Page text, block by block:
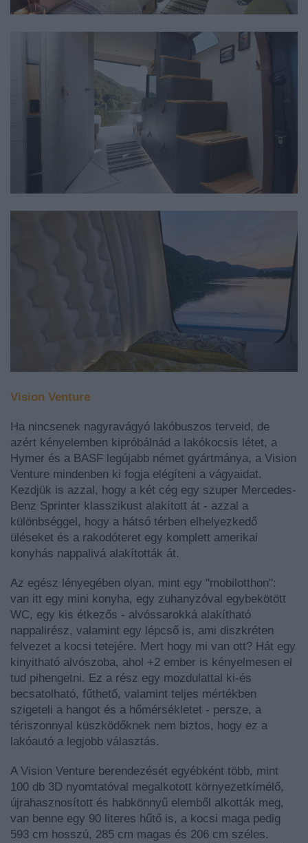
Vision Venture
Ha nincsenek nagyravágyó lakóbuszos terveid, de
azért kényelemben kipróbálnád a lakókocsis létet, a
Hymer és a BASF legújabb német gyártmánya, a Vision
Venture mindenben ki fogja elégíteni a vágyaidat.
Kezdjük is azzal, hogy a két cég egy szuper Mercedes-
Benz Sprinter klasszikust alakított át - azzal a
különbséggel, hogy a hátsó térben elhelyezkedő
üléseket és a rakodóteret egy komplett amerikai
konyhás nappalivá alakították át.
Az egész lényegében olyan, mint egy "mobilotthon":
van itt egy mini konyha, egy zuhanyzóval egybekötött
WC, egy kis étkezős - alvóssarokká alakítható
nappalirész, valamint egy lépcső is, ami diszkréten
felvezet a kocsi tetejére. Mert hogy mi van ott? Hát egy
kinyitható alvószoba, ahol +2 ember is kényelmesen el
tud pihengetni. Ez a rész egy mozdulattal ki-és
becsatolható, fűthető, valamint teljes mértékben
szigeteli a hangot és a hőmérsékletet - persze, a
tériszonnyal küszködőknek nem biztos, hogy ez a
lakóautó a legjobb választás.
A Vision Venture berendezését egyébként több, mint
100 db 3D nyomtatóval megalkotott környezetkímélő,
újrahasznosított és habkönnyű elemből alkották meg,
van benne egy 90 literes hűtő is, a kocsi maga pedig
593 cm hosszú, 285 cm magas és 206 cm széles.